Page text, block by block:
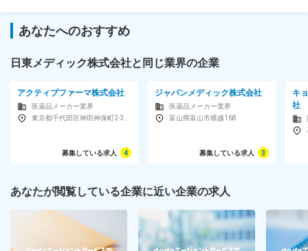
あなたへのおすすめ
日東メディック株式会社と同じ業界の企業
アクティブファーマ株式会社
医薬品メーカー業界
募集している求人 4
ジャパンメディック株式会社
医薬品メーカー業界
富山県富山市横越168
募集している求人 3
キ
社
あなたが閲覧している企業に近い企業の求人